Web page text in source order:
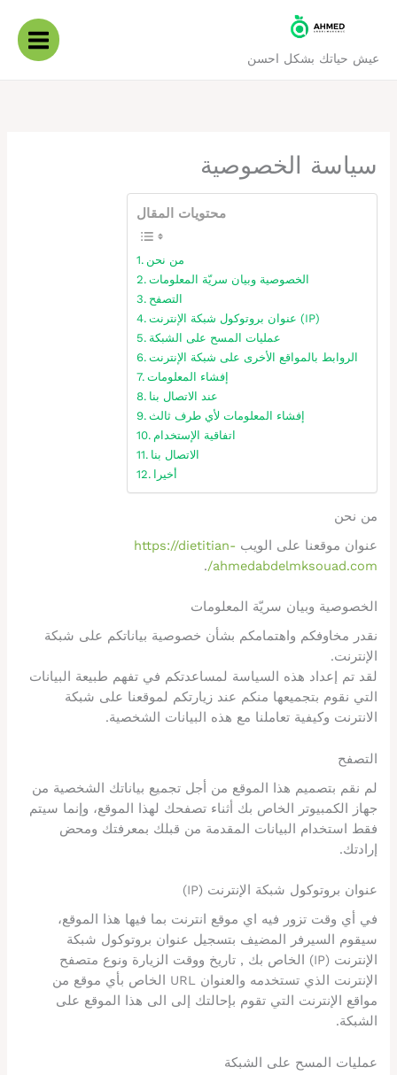
عيش حياتك بشكل احسن
سياسة الخصوصية
محتويات المقال
من نحن
الخصوصية وبيان سريّة المعلومات
التصفح
عنوان بروتوكول شبكة الإنترنت (IP)
عمليات المسح على الشبكة
الروابط بالمواقع الأخرى على شبكة الإنترنت
إفشاء المعلومات
عند الاتصال بنا
إفشاء المعلومات لأي طرف ثالث
اتفاقية الإستخدام
الاتصال بنا
أخيرا
من نحن
عنوان موقعنا على الويب https://dietitian-
ahmedabdelmksouad.com/
.
الخصوصية وبيان سريّة المعلومات
نقدر مخاوفكم واهتمامكم بشأن خصوصية بياناتكم على شبكة
الإنترنت.
لقد تم إعداد هذه السياسة لمساعدتكم في تفهم طبيعة البيانات
التي نقوم بتجميعها منكم عند زيارتكم لموقعنا على شبكة
الانترنت وكيفية تعاملنا مع هذه البيانات الشخصية.
التصفح
لم نقم بتصميم هذا الموقع من أجل تجميع بياناتك الشخصية من
جهاز الكمبيوتر الخاص بك أثناء تصفحك لهذا الموقع، وإنما سيتم
فقط استخدام البيانات المقدمة من قبلك بمعرفتك ومحض
إرادتك.
عنوان بروتوكول شبكة الإنترنت (IP)
في أي وقت تزور فيه اي موقع انترنت بما فيها هذا الموقع،
سيقوم السيرفر المضيف بتسجيل عنوان بروتوكول شبكة
الإنترنت (IP) الخاص بك , تاريخ ووقت الزيارة ونوع متصفح
الإنترنت الذي تستخدمه والعنوان URL الخاص بأي موقع من
مواقع الإنترنت التي تقوم بإحالتك إلى الى هذا الموقع على
الشبكة.
عمليات المسح على الشبكة